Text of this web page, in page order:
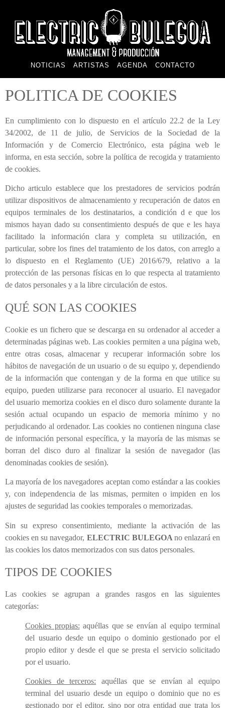
NOTICIAS ARTISTAS AGENDA CONTACTO
POLITICA DE COOKIES
En cumplimiento con lo dispuesto en el artículo 22.2 de la Ley
34/2002, de 11 de julio, de Servicios de la Sociedad de la
Información y de Comercio Electrónico, esta página web le
informa, en esta sección, sobre la política de recogida y tratamiento
de cookies.
Dicho articulo establece que los prestadores de servicios podrán
utilizar dispositivos de almacenamiento y recuperación de datos en
equipos terminales de los destinatarios, a condición d e que los
mismos hayan dado su consentimiento después de que e les haya
facilitado la información clara y completa su utilización, en
particular, sobre los fines del tratamiento de los datos, con arreglo a
lo dispuesto en el Reglamento (UE) 2016/679, relativo a la
protección de las personas físicas en lo que respecta al tratamiento
de datos personales y a la libre circulación de estos.
QUÉ SON LAS COOKIES
Cookie es un fichero que se descarga en su ordenador al acceder a
determinadas páginas web. Las cookies permiten a una página web,
entre otras cosas, almacenar y recuperar información sobre los
hábitos de navegación de un usuario o de su equipo y, dependiendo
de la información que contengan y de la forma en que utilice su
equipo, pueden utilizarse para reconocer al usuario. El navegador
del usuario memoriza cookies en el disco duro solamente durante la
sesión actual ocupando un espacio de memoria mínimo y no
perjudicando al ordenador. Las cookies no contienen ninguna clase
de información personal específica, y la mayoría de las mismas se
borran del disco duro al finalizar la sesión de navegador (las
denominadas cookies de sesión).
La mayoría de los navegadores aceptan como estándar a las cookies
y, con independencia de las mismas, permiten o impiden en los
ajustes de seguridad las cookies temporales o memorizadas.
Sin su expreso consentimiento, mediante la activación de las
cookies en su navegador, ELECTRIC BULEGOA no enlazará en
las cookies los datos memorizados con sus datos personales.
TIPOS DE COOKIES
Las cookies se agrupan a grandes rasgos en las siguientes
categorías:
Cookies propias: aquéllas que se envían al equipo terminal
del usuario desde un equipo o dominio gestionado por el
propio editor y desde el que se presta el servicio solicitado
por el usuario.
Cookies de terceros: aquéllas que se envían al equipo
terminal del usuario desde un equipo o dominio que no es
gestionado por el editor, sino por otra entidad que trata los